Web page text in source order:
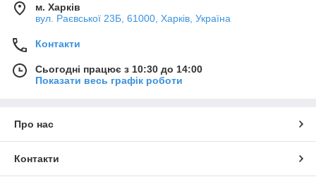
м. Харків
вул. Раєвської 23Б, 61000, Харків, Україна
Контакти
Сьогодні працює з 10:30 до 14:00
Показати весь графік роботи
Про нас
Контакти